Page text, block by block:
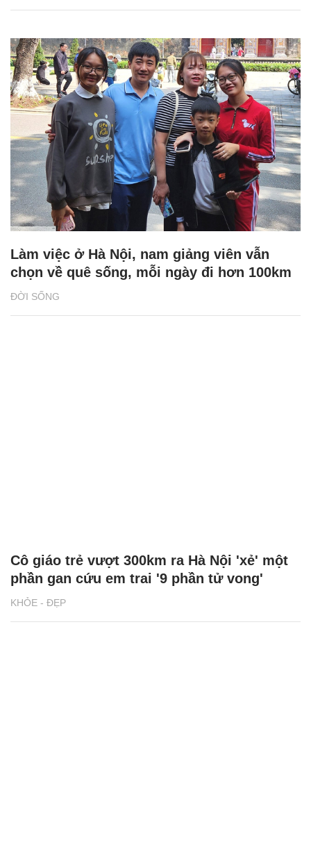
ĐỜI SỐNG
Làm việc ở Hà Nội, nam giảng viên vẫn
chọn về quê sống, mỗi ngày đi hơn 100km
KHỎE - ĐẸP
Cô giáo trẻ vượt 300km ra Hà Nội 'xẻ' một
phần gan cứu em trai '9 phần tử vong'